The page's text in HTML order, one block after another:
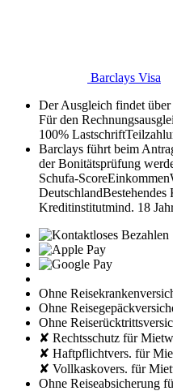
Barclays Visa
Der Ausgleich findet über
Für den
100% Lastschrift
Barclays führt beim
der Bonitätsprüfung
Schufa-ScoreEinkommen
DeutschlandBestehendes
Kreditinstitutmind. 18
Ohne
Ohne
Ohne
✘ Rechtsschutz für
✘ Haftpflichtvers. für
✘ Vollkaskovers. für
Ohne Reiseabsicherung